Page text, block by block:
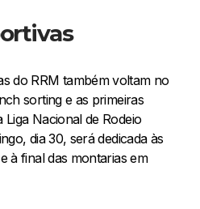
do RRM também voltam no
sorting e as primeiras
Nacional de Rodeio
dia 30, será dedicada às
à final das montarias em